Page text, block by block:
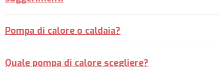
Pompa di calore o caldaia?
Quale pompa di calore scegliere?